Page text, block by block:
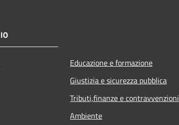
Educazione e formazione
Giustizia e sicurezza pubblica
Tributi,finanze e contravvenzioni
Ambiente